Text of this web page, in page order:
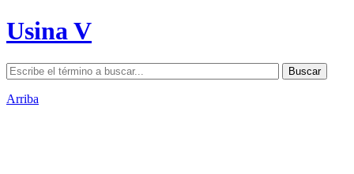
Usina V
Arriba